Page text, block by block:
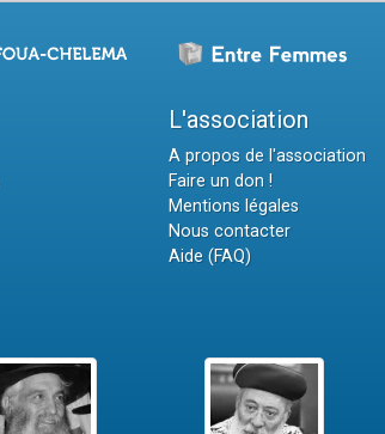
L'association
A propos de l'association
Faire un don !
Mentions légales
Nous contacter
Aide (FAQ)